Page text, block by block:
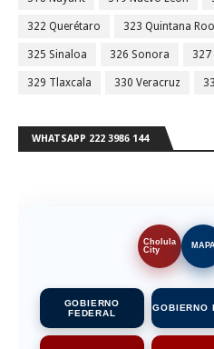
322 Querétaro 323 Quintana Roo
325 Sinaloa 326 Sonora 327
329 Tlaxcala 330 Veracruz
WHATSAPP 222 3986 144
Cholula
City
GOBIERNO
FEDERAL
GOBIERNO